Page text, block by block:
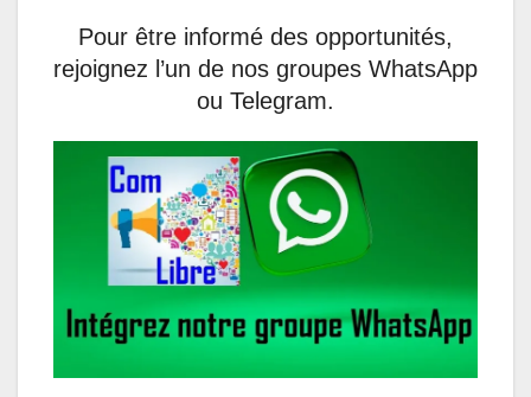
Pour être informé des opportunités,
rejoignez l’un de nos groupes WhatsApp
ou Telegram.